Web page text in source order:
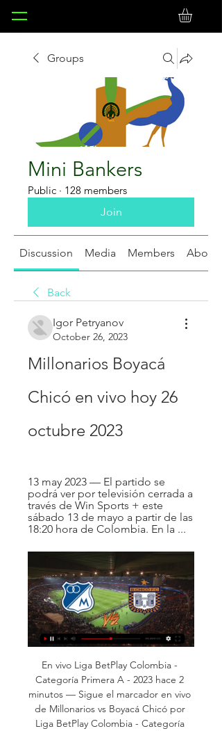
Groups
Mini Bankers
Public · 128 members
Join
Discussion Media Members About
Back
Igor Petryanov
October 26, 2023
Millonarios Boyacá
Chicó en vivo hoy 26
octubre 2023
13 may 2023 — El partido se
podrá ver por televisión cerrada a
través de Win Sports + este
sábado 13 de mayo a partir de las
18:20 hora de Colombia. En la ...
En vivo Liga BetPlay Colombia -
Categoría Primera A - 2023 hace 2
minutos — Sigue el marcador en vivo
de Millonarios vs Boyacá Chicó por
Liga BetPlay Colombia - Categoría